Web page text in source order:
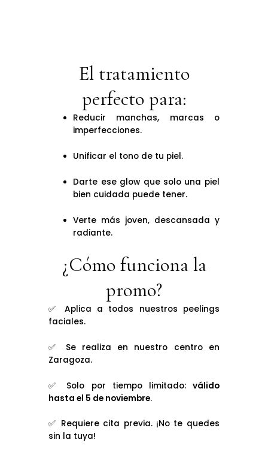
El tratamiento
perfecto para:
Reducir manchas, marcas o
imperfecciones.
Unificar el tono de tu piel.
Darte ese glow que solo una piel
bien cuidada puede tener.
Verte más joven, descansada y
radiante.
¿Cómo funciona la
promo?
✅ Aplica a todos nuestros peelings
faciales.
✅ Se realiza en nuestro centro en
Zaragoza.
✅ Solo por tiempo limitado: válido
hasta el 5 de noviembre.
✅ Requiere cita previa. ¡No te quedes
sin la tuya!